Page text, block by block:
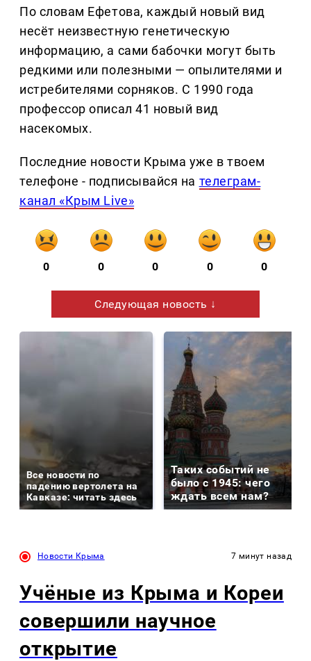
По словам Ефетова, каждый новый вид
несёт неизвестную генетическую
информацию, а сами бабочки могут быть
редкими или полезными — опылителями и
истребителями сорняков. С 1990 года
профессор описал 41 новый вид
насекомых.
Последние новости Крыма уже в твоем
телефоне - подписывайся на телеграм-
канал «Крым Live»
0 0 0 0 0
Следующая новость ↓
Все новости по
падению вертолета на
Кавказе: читать здесь
Таких событий не
было с 1945: чего
ждать всем нам?
Новости Крыма 7 минут назад
Учёные из Крыма и Кореи
совершили научное
открытие